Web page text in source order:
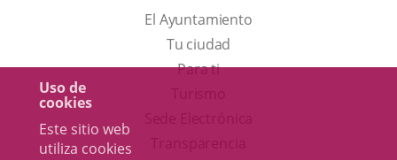
Uso de
cookies
Este sitio web
utiliza cookies
El Ayuntamiento
Tu ciudad
Para ti